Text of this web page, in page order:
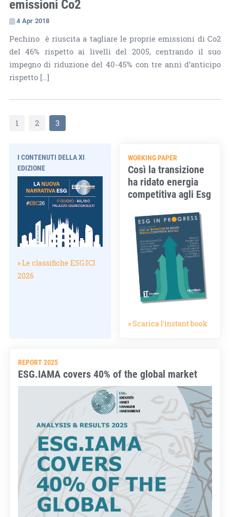
emissioni Co2
4 Apr 2018
Pechino è riuscita a tagliare le proprie emissioni di Co2
del 46% rispetto ai livelli del 2005, centrando il suo
impegno di riduzione del 40-45% con tre anni d’anticipo
rispetto […]
1 2 3
I CONTENUTI DELLA XI
EDIZIONE
» Le classifiche ESG.ICI
2026
WORKING PAPER
Così la transizione
ha ridato energia
competitiva agli Esg
» Scarica l'instant book
REPORT 2025
ESG.IAMA covers 40% of the global market